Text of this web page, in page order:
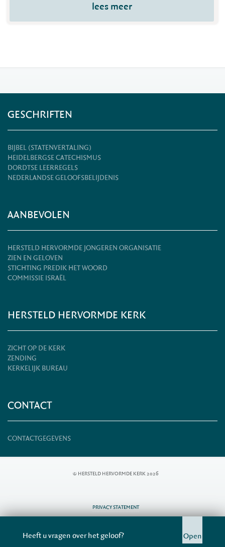
lees meer
GESCHRIFTEN
BIJBEL (STATENVERTALING)
HEIDELBERGSE CATECHISMUS
DORDTSE LEERREGELS
NEDERLANDSE GELOOFSBELIJDENIS
AANBEVOLEN
HERSTELD HERVORMDE JONGEREN ORGANISATIE
ZIEN EN GELOVEN
STICHTING PREDIK HET WOORD
COMMISSIE ISRAËL
HERSTELD HERVORMDE KERK
ZICHT OP DE KERK
ZENDING
KERKELIJK BUREAU
CONTACT
CONTACTGEGEVENS
© HERSTELD HERVORMDE KERK 2026
PRIVACY STATEMENT
FOTOALBUMS
Heeft u vragen over het geloof? Open